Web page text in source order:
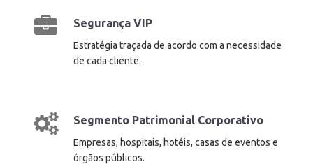
Segurança VIP
Estratégia traçada de acordo com a necessidade
de cada cliente.
Segmento Patrimonial Corporativo
Empresas, hospitais, hotéis, casas de eventos e
órgãos públicos.